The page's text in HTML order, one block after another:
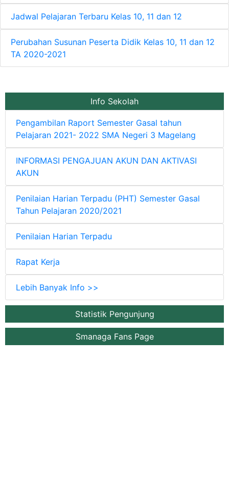
Jadwal Pelajaran Terbaru Kelas 10, 11 dan 12
Perubahan Susunan Peserta Didik Kelas 10, 11 dan 12
TA 2020-2021
Info Sekolah
Pengambilan Raport Semester Gasal tahun
Pelajaran 2021- 2022 SMA Negeri 3 Magelang
INFORMASI PENGAJUAN AKUN DAN AKTIVASI
AKUN
Penilaian Harian Terpadu (PHT) Semester Gasal
Tahun Pelajaran 2020/2021
Penilaian Harian Terpadu
Rapat Kerja
Lebih Banyak Info >>
Statistik Pengunjung
Smanaga Fans Page